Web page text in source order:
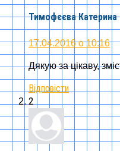
Тимофєєва Катерина
17.04.2016 о 10:16
Дякую за цікаву,
Відповісти
2